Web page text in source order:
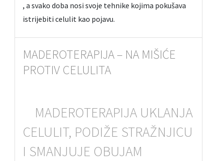
, a svako doba nosi svoje tehnike kojima pokušava
istrijebiti celulit kao pojavu.
MADEROTERAPIJA – NA MIŠIĆE
PROTIV CELULITA
MADEROTERAPIJA UKLANJA
CELULIT, PODIŽE STRAŽNJICU
I SMANJUJE OBUJAM